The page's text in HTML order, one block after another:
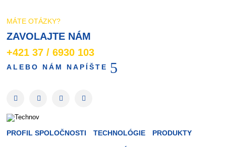
MÁTE OTÁZKY?
ZAVOLAJTE NÁM
+421 37 / 6930 103
ALEBO NÁM NAPÍŠTE
PROFIL SPOLOČNOSTI TECHNOLÓGIE PRODUKTY